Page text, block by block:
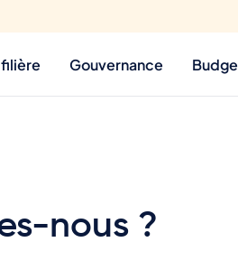
filière Gouvernance
nous ?